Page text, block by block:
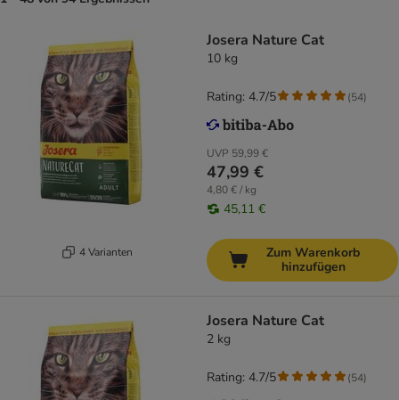
4 Varianten
Josera Nature Cat
10 kg
UVP 59,99 €
47,99 €
4,80 € / kg
45,11 €
Rating: 4.7/5 (54)
Zum Warenkorb
hinzufügen
Josera Nature Cat
2 kg
Rating: 4.7/5 (54)